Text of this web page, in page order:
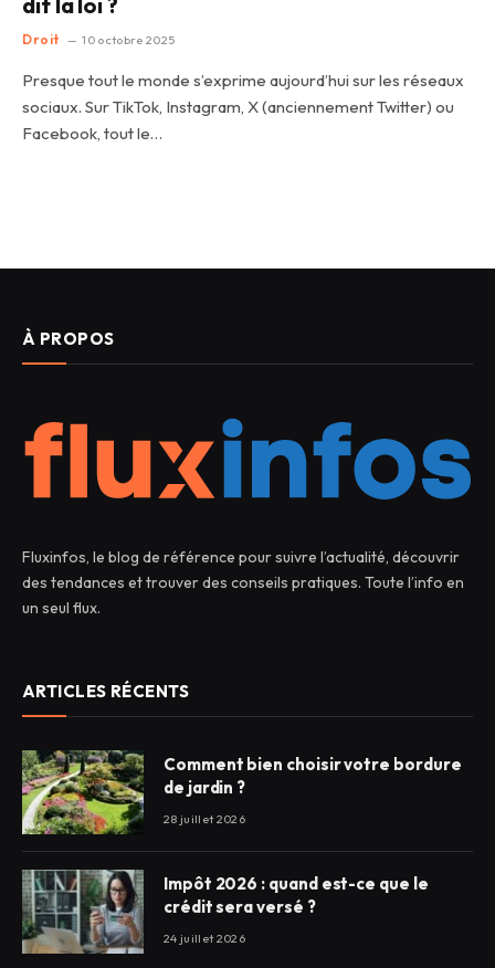
Droit 10 octobre 2025
Presque tout le monde s’exprime aujourd’hui sur les réseaux
sociaux. Sur TikTok, Instagram, X (anciennement Twitter) ou
Facebook, tout le…
À PROPOS
Fluxinfos, le blog de référence pour suivre l’actualité, découvrir
des tendances et trouver des conseils pratiques. Toute l’info en
un seul flux.
ARTICLES RÉCENTS
Comment bien choisir votre bordure
de jardin ?
28 juillet 2026
Impôt 2026 : quand est-ce que le
crédit sera versé ?
24 juillet 2026